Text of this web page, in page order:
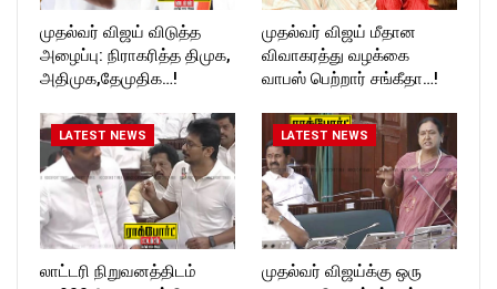
முதல்வர் விஜய் விடுத்த
அழைப்பு: நிராகரித்த திமுக,
அதிமுக,தேமுதிக…!
முதல்வர் விஜய் மீதான
விவாகரத்து வழக்கை
வாபஸ் பெற்றார் சங்கீதா…!
LATEST NEWS
லாட்டரி நிறுவனத்திடம்
LATEST NEWS
முதல்வர் விஜய்க்கு ஒரு